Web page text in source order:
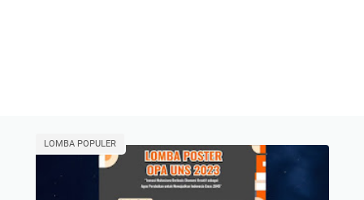
LOMBA POPULER